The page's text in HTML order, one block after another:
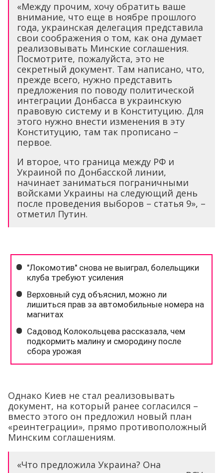
«Между прочим, хочу обратить ваше
внимание, что еще в ноябре прошлого
года, украинская делегация представила
свои соображения о том, как она думает
реализовывать Минские соглашения.
Посмотрите, пожалуйста, это не
секретный документ. Там написано, что,
прежде всего, нужно представить
предложения по поводу политической
интеграции Донбасса в украинскую
правовую систему и в Конституцию. Для
этого нужно внести изменения в эту
Конституцию, там так прописано –
первое.
И второе, что граница между РФ и
Украиной по Донбасской линии,
начинает заниматься пограничными
войсками Украины на следующий день
после проведения выборов – статья 9», –
отметил Путин.
Однако Киев не стал реализовывать
документ, на который ранее согласился –
вместо этого он предложил новый план
«реинтеграции», прямо противоположный
Минским соглашениям.
«Что предложила Украина? Она